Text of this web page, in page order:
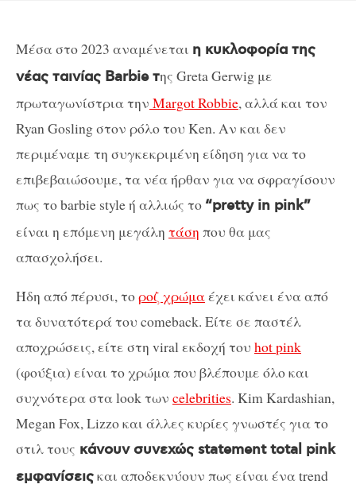
Mέσα στο 2023 αναμένεται η κυκλοφορία της
νέας ταινίας Barbie της Greta Gerwig με
πρωταγωνίστρια την Margot Robbie, αλλά και τον
Ryan Gosling στον ρόλο του Κen. Αν και δεν
περιμέναμε τη συγκεκριμένη είδηση για να το
επιβεβαιώσουμε, τα νέα ήρθαν για να σφραγίσουν
πως το barbie style ή αλλιώς το “pretty in pink”
είναι η επόμενη μεγάλη τάση που θα μας
απασχολήσει.
Ήδη από πέρυσι, τοροζ χρώμαέχει κάνει ένα από
τα δυνατότερά του comeback. Είτε σε παστέλ
αποχρώσεις, είτε στη viral εκδοχή του hot pink
(φούξια) είναι το χρώμα που βλέπουμε όλο και
συχνότερα στα look των celebrities. Kim Kardashian,
Megan Fox, Lizzo και άλλες κυρίες γνωστές για το
στιλ τους κάνουν συνεχώς statement total pink
εμφανίσειςκαι αποδεκνύουν πως είναι ένα trend